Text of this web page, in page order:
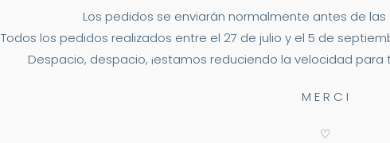
Los pedidos se enviarán normalmente antes de las
Todos los pedidos realizados entre el 27 de julio y el 5 de
Despacio, despacio, ¡estamos reduciendo la velocidad
M E R C I
♡